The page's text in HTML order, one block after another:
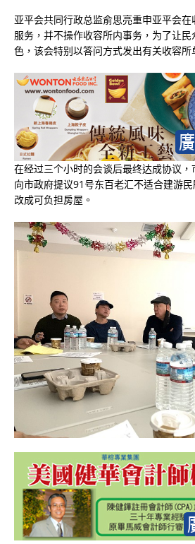
亚平会共同行政总监俞思亮重申亚平会
服务，并不操作收容所内事务，为了让
色，该会特别以答问方式发出有关收容所
在经过三个小时的会谈后最终达成协议
向市政府提议91号东百老汇不适合建游
改成可负担房屋。